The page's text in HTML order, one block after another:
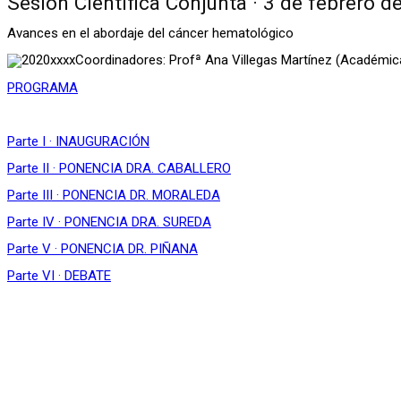
Avances en el abordaje del cáncer hematológico
Coordinadores: Profª Ana Villegas Martínez
PROGRAMA
Parte I · INAUGURACIÓN
Parte II · PONENCIA DRA. CABALLERO
Parte III · PONENCIA DR. MORALEDA
Parte IV · PONENCIA DRA. SUREDA
Parte V · PONENCIA DR. PIÑANA
Parte VI · DEBATE